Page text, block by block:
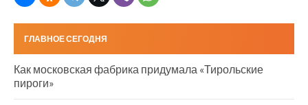
ГЛАВНОЕ СЕГОДНЯ
Как московская фабрика придумала «Тирольские
пироги»